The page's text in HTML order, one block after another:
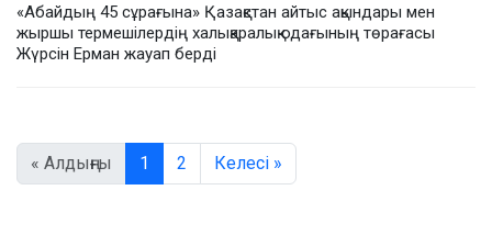
«Абайдың 45 сұрағына» Қазақстан айтыс ақындары мен
жыршы термешілердің халықаралық одағының төрағасы
Жүрсін Ерман жауап берді
« Алдыңғы 1 2 Келесі »